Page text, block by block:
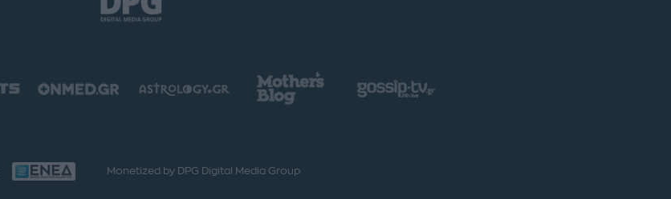
Monetized by DPG Digital Media Group